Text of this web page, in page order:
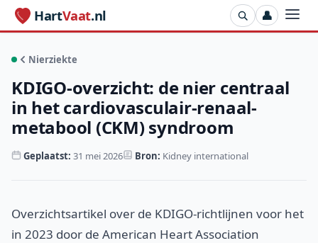
HartVaat.nl 👤
Nierziekte
KDIGO-overzicht: de nier centraal
in het cardiovasculair-renaal-
metabool (CKM) syndroom
Geplaatst: 31 mei 2026 Bron: Kidney international
Overzichtsartikel over de KDIGO-richtlijnen voor het
in 2023 door de American Heart Association